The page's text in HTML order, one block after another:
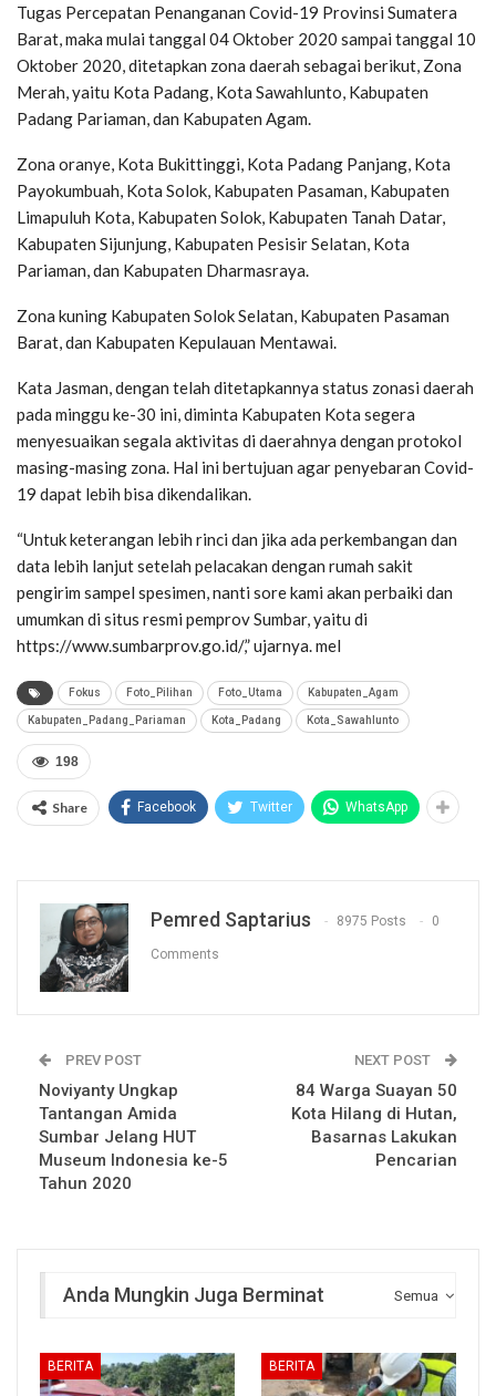
Tugas Percepatan Penanganan Covid-19 Provinsi Sumatera
Barat, maka mulai tanggal 04 Oktober 2020 sampai tanggal 10
Oktober 2020, ditetapkan zona daerah sebagai berikut, Zona
Merah, yaitu Kota Padang, Kota Sawahlunto, Kabupaten
Padang Pariaman, dan Kabupaten Agam.
Zona oranye, Kota Bukittinggi, Kota Padang Panjang, Kota
Payokumbuah, Kota Solok, Kabupaten Pasaman, Kabupaten
Limapuluh Kota, Kabupaten Solok, Kabupaten Tanah Datar,
Kabupaten Sijunjung, Kabupaten Pesisir Selatan, Kota
Pariaman, dan Kabupaten Dharmasraya.
Zona kuning Kabupaten Solok Selatan, Kabupaten Pasaman
Barat, dan Kabupaten Kepulauan Mentawai.
Kata Jasman, dengan telah ditetapkannya status zonasi daerah
pada minggu ke-30 ini, diminta Kabupaten Kota segera
menyesuaikan segala aktivitas di daerahnya dengan protokol
masing-masing zona. Hal ini bertujuan agar penyebaran Covid-
19 dapat lebih bisa dikendalikan.
“Untuk keterangan lebih rinci dan jika ada perkembangan dan
data lebih lanjut setelah pelacakan dengan rumah sakit
pengirim sampel spesimen, nanti sore kami akan perbaiki dan
umumkan di situs resmi pemprov Sumbar, yaitu di
https://www.sumbarprov.go.id/,” ujarnya. mel
Fokus Foto_Pilihan Foto_Utama Kabupaten_Agam
Kabupaten_Padang_Pariaman Kota_Padang Kota_Sawahlunto
198
Share Facebook Twitter WhatsApp
Pemred Saptarius 8975 Posts 0
Comments
PREV POST
Noviyanty Ungkap
Tantangan Amida
Sumbar Jelang HUT
Museum Indonesia ke-5
Tahun 2020
NEXT POST
84 Warga Suayan 50
Kota Hilang di Hutan,
Basarnas Lakukan
Pencarian
Semua
Anda Mungkin Juga Berminat
BERITA BERITA